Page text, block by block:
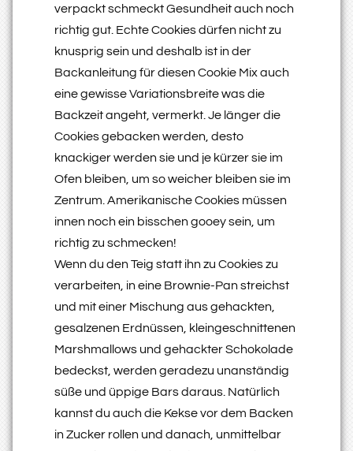
verpackt schmeckt Gesundheit auch noch
richtig gut. Echte Cookies dürfen nicht zu
knusprig sein und deshalb ist in der
Backanleitung für diesen Cookie Mix auch
eine gewisse Variationsbreite was die
Backzeit angeht, vermerkt. Je länger die
Cookies gebacken werden, desto
knackiger werden sie und je kürzer sie im
Ofen bleiben, um so weicher bleiben sie im
Zentrum. Amerikanische Cookies müssen
innen noch ein bisschen gooey sein, um
richtig zu schmecken!
Wenn du den Teig statt ihn zu Cookies zu
verarbeiten, in eine Brownie-Pan streichst
und mit einer Mischung aus gehackten,
gesalzenen Erdnüssen, kleingeschnittenen
Marshmallows und gehackter Schokolade
bedeckst, werden geradezu unanständig
süße und üppige Bars daraus. Natürlich
kannst du auch die Kekse vor dem Backen
in Zucker rollen und danach, unmittelbar